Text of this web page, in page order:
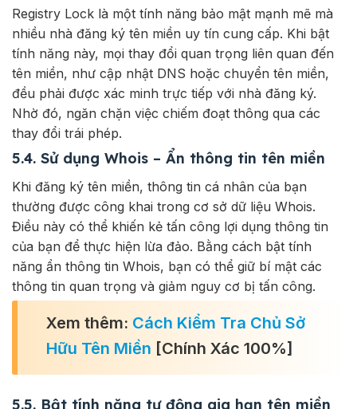
Registry Lock là một tính năng bảo mật mạnh mẽ mà
nhiều nhà đăng ký tên miền uy tín cung cấp. Khi bật
tính năng này, mọi thay đổi quan trọng liên quan đến
tên miền, như cập nhật DNS hoặc chuyển tên miền,
đều phải được xác minh trực tiếp với nhà đăng ký.
Nhờ đó, ngăn chặn việc chiếm đoạt thông qua các
thay đổi trái phép.
5.4. Sử dụng Whois – Ẩn thông tin tên miền
Khi đăng ký tên miền, thông tin cá nhân của bạn
thường được công khai trong cơ sở dữ liệu Whois.
Điều này có thể khiến kẻ tấn công lợi dụng thông tin
của bạn để thực hiện lừa đảo. Bằng cách bật tính
năng ẩn thông tin Whois, bạn có thể giữ bí mật các
thông tin quan trọng và giảm nguy cơ bị tấn công.
Xem thêm: Cách Kiểm Tra Chủ Sở
Hữu Tên Miền [Chính Xác 100%]
5.5. Bật tính năng tự động gia hạn tên miền